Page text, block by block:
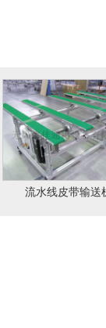
流水线皮带输送